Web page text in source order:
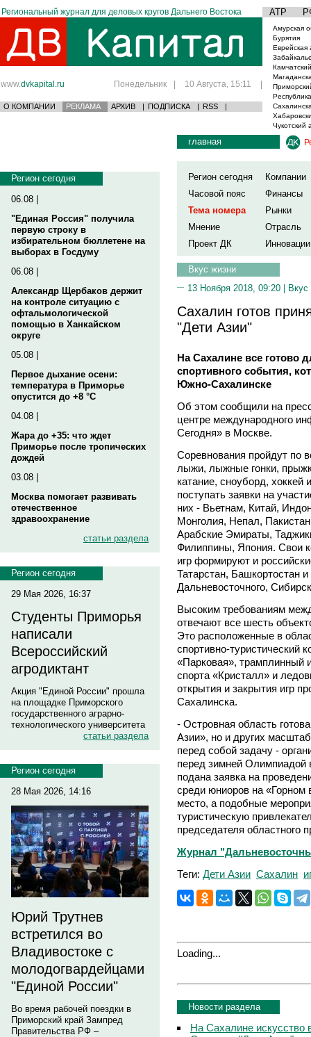
Региональный журнал для деловых кругов Дальнего Востока АТР
www.dvkapital.ru Понедельник | 10 Августа, 15:11 |
О КОМПАНИИ РЕКЛАМА АРХИВ | ПОДПИСКА | RSS |
Амурская
Бурятия
Еврейская
Чукотский
Регион сегодня
06.08 |
"Единая Россия" получила
первую строку в
избирательном бюллетене на
выборах в Госдуму
06.08 |
Александр Щербаков держит
на контроле ситуацию с
офтальмологической
помощью в Ханкайском
округе
05.08 |
Первое дыхание осени:
температура в Приморье
опустится до +8 °C
04.08 |
Жара до +35: что ждет
Приморье после тропических
дождей
03.08 |
Москва помогает развивать
отечественное
здравоохранение
статьи раздела
Регион сегодня
29 Мая 2026, 16:37
Студенты Приморья
написали
Всероссийский
агродиктант
Акция "Единой России" прошла
на площадке Приморского
государственного аграрно-
технологического университета
статьи раздела
Регион сегодня
28 Мая 2026, 14:16
Юрий Трутнев
встретился во
Владивостоке с
молодогвардейцами
"Единой России"
Во время рабочей поездки в
Приморский край Зампред
Правительства РФ –
главная
Регион сегодня
Компании
Часовой пояс
Финансы
Тема номера
Рынки
Мнение
Отрасль
Проект ДК
Инновации
Вкус жизни
13 Ноября 2018, 09:20 | Вкус
Сахалин готов
"Дети Азии"
На Сахалине все готово
спортивного события,
Южно-Сахалинске
Об этом сообщили на
центре международного
Сегодня» в Москве.
Соревнования пройдут по
лыжи, лыжные гонки,
катание, сноуборд,
поступать заявки на
них - Вьетнам, Китай,
Монголия, Непал,
Арабские Эмираты,
Филиппины, Япония. Свои
игр формируют и
Татарстан, Башкортостан
Дальневосточного,
Высоким требованиям
отвечают все шесть
Это расположенные в
спортивно-туристический
«Парковая», трамплинный
спорта «Кристалл» и
открытия и закрытия игр
Сахалинска.
- Островная область
Азии», но и других
перед собой задачу -
перед зимней Олимпиадой
подана заявка на
среди юниоров на «Горном
место, а подобные
туристическую
председателя областного
Журнал
Теги: Дети Азии Сахалин
Loading...
Новости раздела
На Сахалине искусство